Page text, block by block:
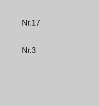
Nr.17
Nr.3